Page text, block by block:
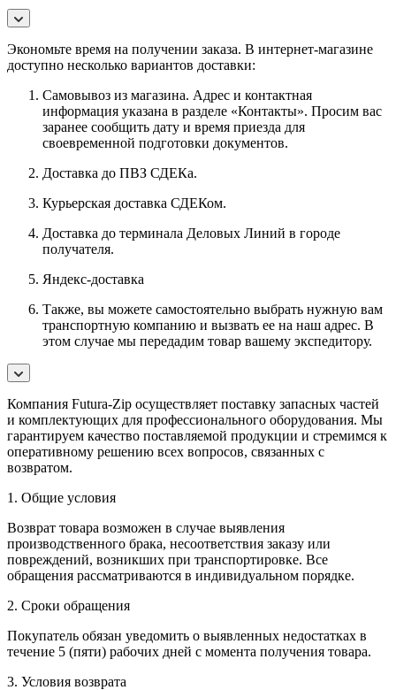
Экономьте время на получении заказа. В интернет-магазине
доступно несколько вариантов доставки:
Самовывоз из магазина. Адрес и контактная
информация указана в разделе «Контакты». Просим вас
заранее сообщить дату и время приезда для
своевременной подготовки документов.
Доставка до ПВЗ СДЕКа.
Курьерская доставка СДЕКом.
Доставка до терминала Деловых Линий в городе
получателя.
Яндекс-доставка
Также, вы можете самостоятельно выбрать нужную вам
транспортную компанию и вызвать ее на наш адрес. В
этом случае мы передадим товар вашему экспедитору.
Компания Futura-Zip осуществляет поставку запасных частей
и комплектующих для профессионального оборудования. Мы
гарантируем качество поставляемой продукции и стремимся к
оперативному решению всех вопросов, связанных с
возвратом.
1. Общие условия
Возврат товара возможен в случае выявления
производственного брака, несоответствия заказу или
повреждений, возникших при транспортировке. Все
обращения рассматриваются в индивидуальном порядке.
2. Сроки обращения
Покупатель обязан уведомить о выявленных недостатках в
течение 5 (пяти) рабочих дней с момента получения товара.
3. Условия возврата